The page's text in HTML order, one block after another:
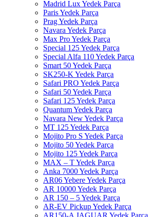
Madrid Lux Yedek Parça
Paris Yedek Parça
Prag Yedek Parça
Navara Yedek Parça
Max Pro Yedek Parça
Special 125 Yedek Parça
Special Alfa 110 Yedek Parça
Smart 50 Yedek Parça
SK250-K Yedek Parça
Safari PRO Yedek Parça
Safari 50 Yedek Parça
Safari 125 Yedek Parça
Quantum Yedek Parça
Navara New Yedek Parça
MT 125 Yedek Parça
Mojito Pro S Yedek Parça
Mojito 50 Yedek Parça
Mojito 125 Yedek Parça
MAX – T Yedek Parça
Anka 7000 Yedek Parça
AR06 Yebere Yedek Parça
AR 10000 Yedek Parça
AR 150 – 5 Yedek Parça
AR-EV Pickup Yedek Parça
AR150-A JAGUAR Yedek Parça